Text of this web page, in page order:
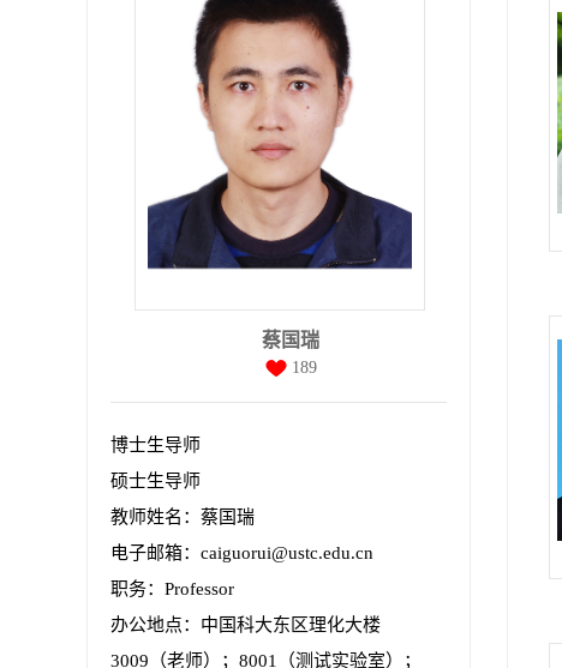
蔡国瑞
189
博士生导师
硕士生导师
教师姓名：蔡国瑞
电子邮箱： caiguorui@ustc.edu.cn
职务：Professor
办公地点：中国科大东区理化大楼
3009（老师）；8001（测试实验室）；